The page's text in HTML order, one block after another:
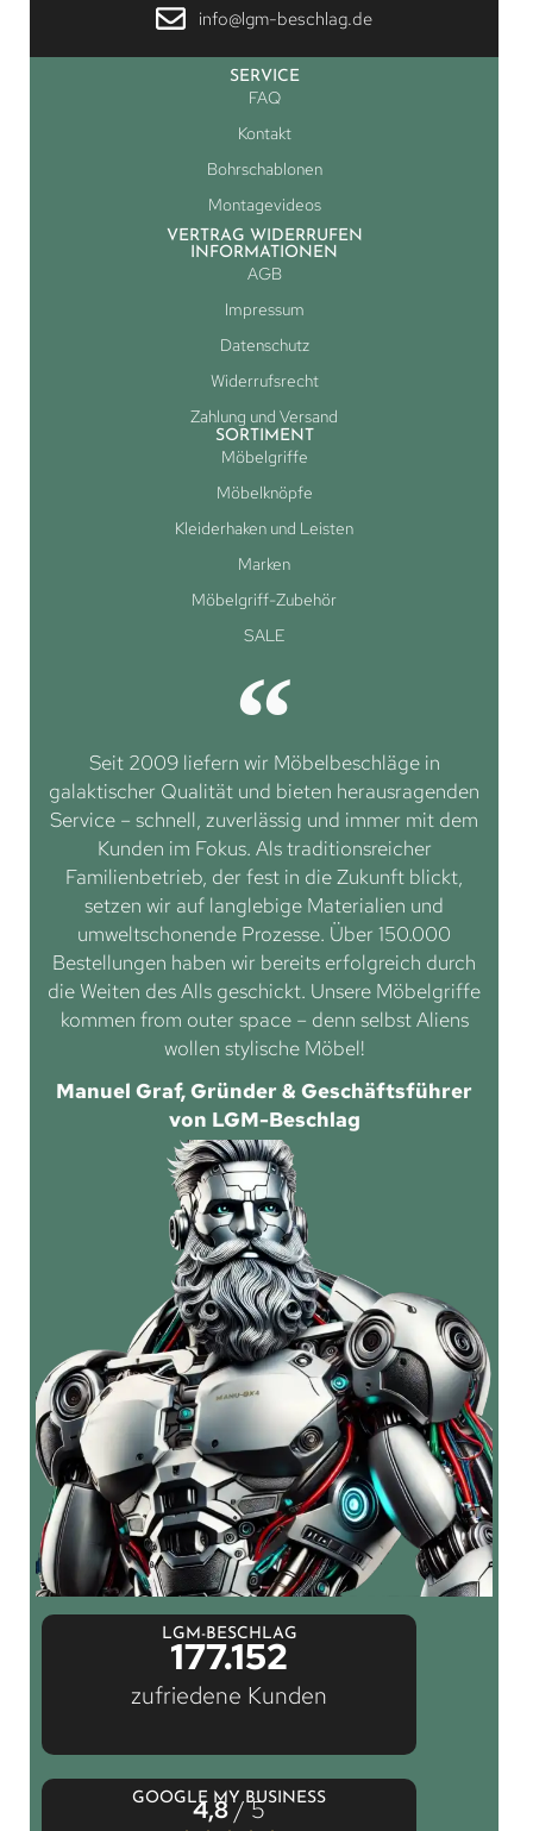
info@lgm-beschlag.de
SERVICE
FAQ
Kontakt
Bohrschablonen
Montagevideos
VERTRAG WIDERRUFEN
INFORMATIONEN
AGB
Impressum
Datenschutz
Widerrufsrecht
Zahlung und Versand
SORTIMENT
Möbelgriffe
Möbelknöpfe
Kleiderhaken und Leisten
Marken
Möbelgriff-Zubehör
SALE
Seit 2009 liefern wir Möbelbeschläge in
galaktischer Qualität und bieten herausragenden
Service – schnell, zuverlässig und immer mit dem
Kunden im Fokus. Als traditionsreicher
Familienbetrieb, der fest in die Zukunft blickt,
setzen wir auf langlebige Materialien und
umweltschonende Prozesse. Über 150.000
Bestellungen haben wir bereits erfolgreich durch
die Weiten des Alls geschickt. Unsere Möbelgriffe
kommen from outer space – denn selbst Aliens
wollen stylische Möbel!
Manuel Graf, Gründer & Geschäftsführer
von LGM-Beschlag
LGM-BESCHLAG
177.152
zufriedene Kunden
GOOGLE MY BUSINESS
4,8/ 5